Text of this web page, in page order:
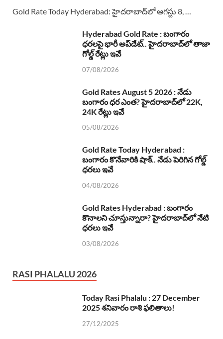
Gold Rate Today Hyderabad: హైదరాబాద్‌లో ఆగస్టు 8, …
Hyderabad Gold Rate : బంగారం
ధరలపై భారీ అప్‌డేట్.. హైదరాబాద్‌లో తాజా
గోల్డ్ రేట్లు ఇవే
07/08/2026
Gold Rates August 5 2026 : నేడు
బంగారం ధర ఎంత? హైదరాబాద్‌లో 22K,
24K రేట్లు ఇవే
05/08/2026
Gold Rate Today Hyderabad :
బంగారం కొనేవారికి షాక్.. నేడు పెరిగిన గోల్డ్
ధరలు ఇవే
04/08/2026
Gold Rates Hyderabad : బంగారం
కొనాలని చూస్తున్నారా? హైదరాబాద్‌లో నేటి
ధరలు ఇవే
03/08/2026
RASI PHALALU 2026
Today Rasi Phalalu : 27 December
2025 శనివారం రాశి ఫలితాలు!
27/12/2025